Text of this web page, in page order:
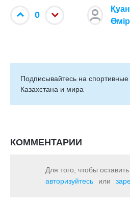
0
Қуан
Подписывайтесь на cпортивные
Казахстана и мира
КОММЕНТАРИИ
Для того, чтобы
авторизуйтесь
или